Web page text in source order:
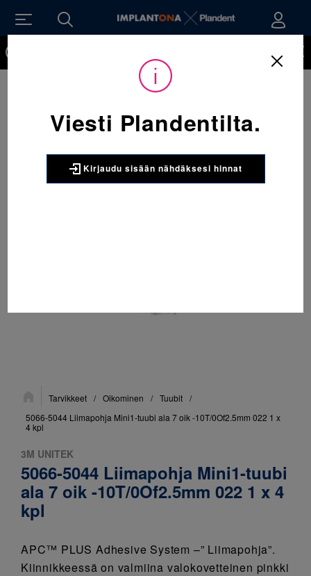
Sijainti:Tarvikkeet / Oikominen / Tuubit /
5066-5044 Liimapohja Mini1-tuubi ala 7 oik -10T/0Of2.5mm 022 1 x
4 kpl
3M UNITEK
5066-5044 Liimapohja Mini1-tuubi
ala 7 oik -10T/0Of2.5mm 022 1 x 4
kpl
APC™ PLUS Adhesive System –” Liimapohja”.
Kiinnikkeessä on valmiina valokovetteinen pinkki
Viesti Plandentilta.
Kirjaudu sisään nähdäksesi hinnat